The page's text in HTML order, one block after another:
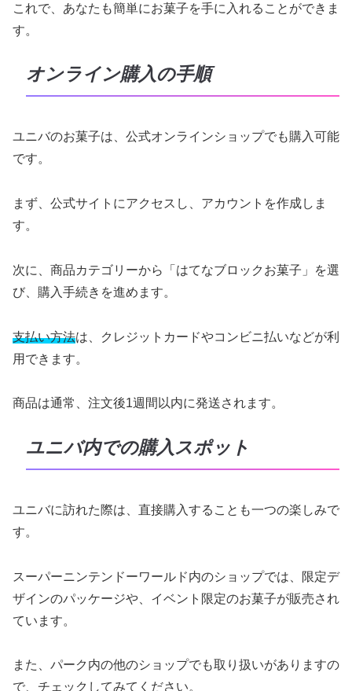
これで、あなたも簡単にお菓子を手に入れることができま
す。
オンライン購入の手順
ユニバのお菓子は、公式オンラインショップでも購入可能
です。
まず、公式サイトにアクセスし、アカウントを作成しま
す。
次に、商品カテゴリーから「はてなブロックお菓子」を選
び、購入手続きを進めます。
支払い方法は、クレジットカードやコンビニ払いなどが利
用できます。
商品は通常、注文後1週間以内に発送されます。
ユニバ内での購入スポット
ユニバに訪れた際は、直接購入することも一つの楽しみで
す。
スーパーニンテンドーワールド内のショップでは、限定デ
ザインのパッケージや、イベント限定のお菓子が販売され
ています。
また、パーク内の他のショップでも取り扱いがありますの
で、チェックしてみてください。